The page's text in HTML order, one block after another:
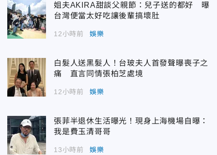
姐夫AKIRA甜談父親節：兒子送的都好 曝
台灣便當太好吃讓後輩搞壞肚
12小時前 娛樂
白髮人送黑髮人！台玻夫人首發聲曝喪子之
痛 直言同情張柏芝處境
12小時前 娛樂
張菲半退休生活曝光！現身上海機場自曝：
我是費玉清哥哥
13小時前 娛樂